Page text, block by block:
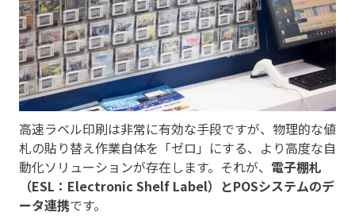
高速ラベル印刷は非常に有効な手段ですが、物理的な値
札の貼り替え作業自体を「ゼロ」にする、より高度な自
動化ソリューションが存在します。それが、 電子棚札
（ESL：Electronic Shelf Label）とPOSシステムのデ
ータ連携です。